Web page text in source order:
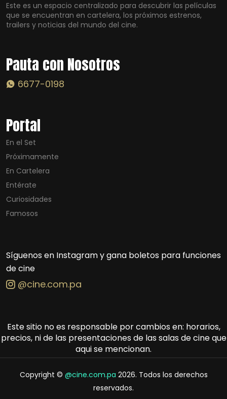
Este es un espacio centralizado para descubrir las películas
que se encuentran en cartelera, los próximos estrenos,
trailers y noticias del mundo del cine.
Pauta con Nosotros
6677-0198
Portal
En el Set
Próximamente
En Cartelera
Entérate
Curiosidades
Famosos
Síguenos en Instagram y gana boletos para funciones
de cine
@cine.com.pa
Este sitio no es responsable por cambios en: horarios,
precios, ni de las presentaciones de las salas de cine que
aqui se mencionan.
Copyright © @cine.com.pa 2026. Todos los derechos
reservados.